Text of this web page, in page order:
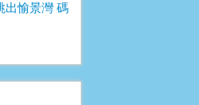
出愉景灣 碼